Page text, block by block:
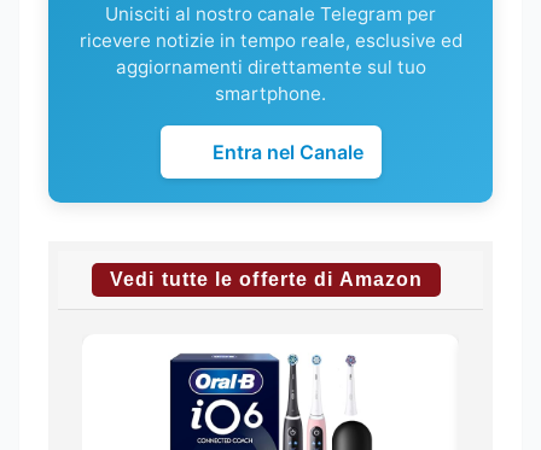
Unisciti al nostro canale Telegram per
ricevere notizie in tempo reale, esclusive ed
aggiornamenti direttamente sul tuo
smartphone.
Entra nel Canale